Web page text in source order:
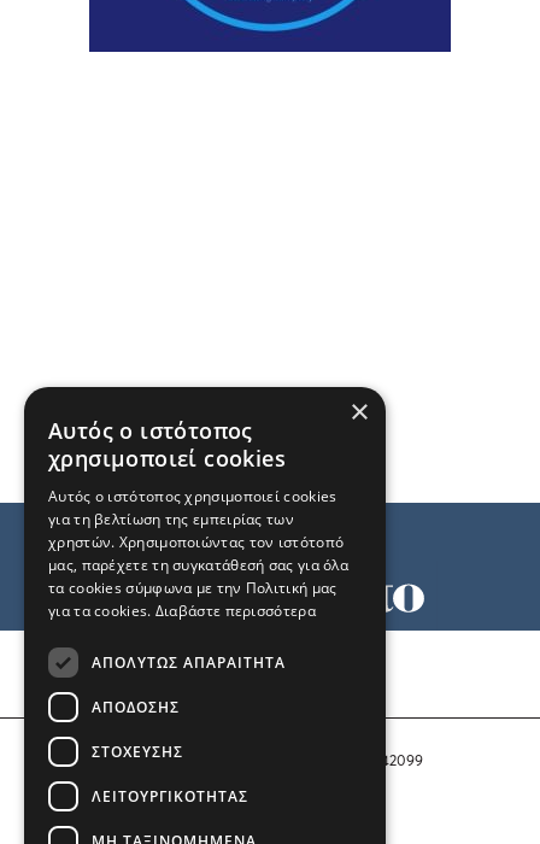
Αριθμός Πιστοποίησης Μ.Η.Τ. 242099
COPYRIGHT © 2026 Το Μανιφέστο
×
Αυτός ο ιστότοπος
χρησιμοποιεί cookies
Αυτός ο ιστότοπος χρησιμοποιεί cookies
για τη βελτίωση της εμπειρίας των
χρηστών. Χρησιμοποιώντας τον ιστότοπό
μας, παρέχετε τη συγκατάθεσή σας για όλα
τα cookies σύμφωνα με την Πολιτική μας
για τα cookies. Διαβάστε περισσότερα
ΑΠΟΛΎΤΩΣ ΑΠΑΡΑΊΤΗΤΑ
ΑΠΌΔΟΣΗΣ
ΣΤΌΧΕΥΣΗΣ
ΛΕΙΤΟΥΡΓΙΚΌΤΗΤΑΣ